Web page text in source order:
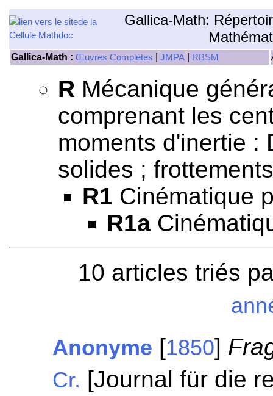
Gallica-Math:
Gallica-Math : Œuvres Complètes JMPA RBSM
R Mécanique
comprenant les
moments d'inertie :
solides ;
R1 Cinématique
R1a
10 articles triés
Anonyme [1850]
Cr. [Journal für die